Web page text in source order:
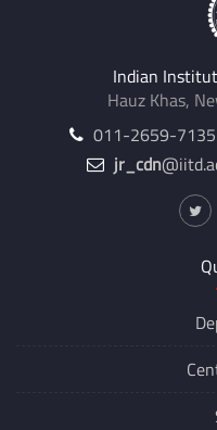
Indian
Hauz Khas,
011-2659-7135
jr_cdn